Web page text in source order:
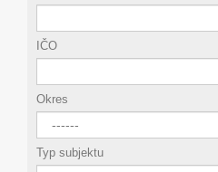
IČO
Okres
Typ subjektu